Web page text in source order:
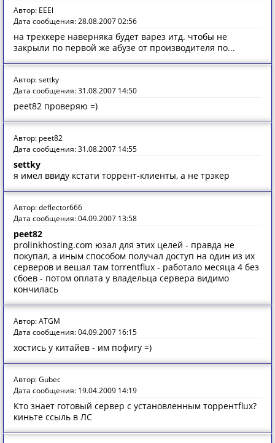
Автор: EEEl
Дата сообщения: 28.08.2007 02:56
на треккере наверняка будет варез итд. чтобы не
закрыли по первой же абузе от производителя по...
Автор: settky
Дата сообщения: 31.08.2007 14:50
peet82 проверяю =)
Автор: peet82
Дата сообщения: 31.08.2007 14:55
settky
я имел ввиду кстати торрент-клиенты, а не трэкер
Автор: deflector666
Дата сообщения: 04.09.2007 13:58
peet82
prolinkhosting.com юзал для этих целей - правда не
покупал, а иным способом получал доступ на один из их
серверов и вешал там torrentflux - работало месяца 4 без
сбоев - потом оплата у владельца сервера видимо
кончилась
Автор: ATGM
Дата сообщения: 04.09.2007 16:15
хостись у китайев - им пофигу =)
Автор: Gubec
Дата сообщения: 19.04.2009 14:19
Кто знает готовый сервер с установленным торрентflux?
киньте ссыль в ЛС